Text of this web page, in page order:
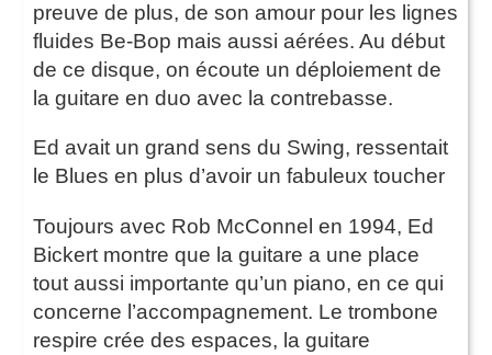
preuve de plus, de son amour pour les lignes
fluides Be-Bop mais aussi aérées. Au début
de ce disque, on écoute un déploiement de
la guitare en duo avec la contrebasse.
Ed avait un grand sens du Swing, ressentait
le Blues en plus d’avoir un fabuleux toucher
Toujours avec Rob McConnel en 1994, Ed
Bickert montre que la guitare a une place
tout aussi importante qu’un piano, en ce qui
concerne l’accompagnement. Le trombone
respire crée des espaces, la guitare